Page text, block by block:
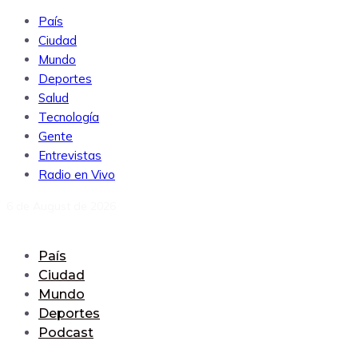
País
Ciudad
Mundo
Deportes
Salud
Tecnología
Gente
Entrevistas
Radio en Vivo
País
Ciudad
Mundo
Deportes
Podcast